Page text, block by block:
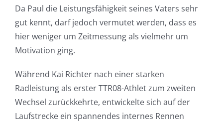
Da Paul die Leistungsfähigkeit seines Vaters sehr
gut kennt, darf jedoch vermutet werden, dass es
hier weniger um Zeitmessung als vielmehr um
Motivation ging.
Während Kai Richter nach einer starken
Radleistung als erster TTR08-Athlet zum zweiten
Wechsel zurückkehrte, entwickelte sich auf der
Laufstrecke ein spannendes internes Rennen